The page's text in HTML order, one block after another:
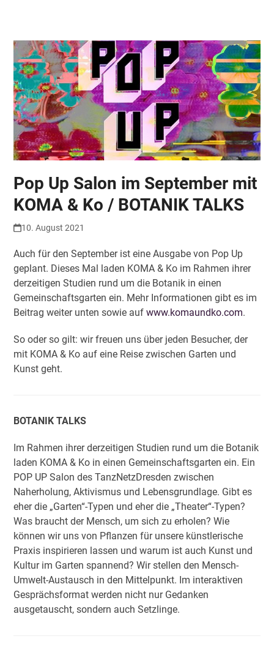
menu
menu
Pop Up Salon im September mit
KOMA & Ko / BOTANIK TALKS
10. August 2021
Auch für den September ist eine Ausgabe von Pop Up
geplant. Dieses Mal laden KOMA & Ko im Rahmen ihrer
derzeitigen Studien rund um die Botanik in einen
Gemeinschaftsgarten ein. Mehr Informationen gibt es im
Beitrag weiter unten sowie aufwww.komaundko.com.
So oder so gilt: wir freuen uns über jeden Besucher, der
mit KOMA & Ko auf eine Reise zwischen Garten und
Kunst geht.
BOTANIK TALKS
Im Rahmen ihrer derzeitigen Studien rund um die Botanik
laden KOMA & Ko in einen Gemeinschaftsgarten ein. Ein
POP UP Salon des TanzNetzDresden zwischen
Naherholung, Aktivismus und Lebensgrundlage. Gibt es
eher die „Garten“-Typen und eher die „Theater“-Typen?
Was braucht der Mensch, um sich zu erholen? Wie
können wir uns von Pflanzen für unsere künstlerische
Praxis inspirieren lassen und warum ist auch Kunst und
Kultur im Garten spannend? Wir stellen den Mensch-
Umwelt-Austausch in den Mittelpunkt. Im interaktiven
Gesprächsformat werden nicht nur Gedanken
ausgetauscht, sondern auch Setzlinge.